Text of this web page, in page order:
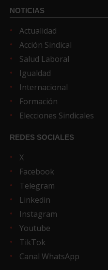
NOTICIAS
Actualidad
Acción Sindical
Salud Laboral
Igualdad
Internacional
Formación
Elecciones Sindicales
REDES SOCIALES
X
Facebook
Telegram
Linkedin
Instagram
Youtube
TikTok
Canal WhatsApp